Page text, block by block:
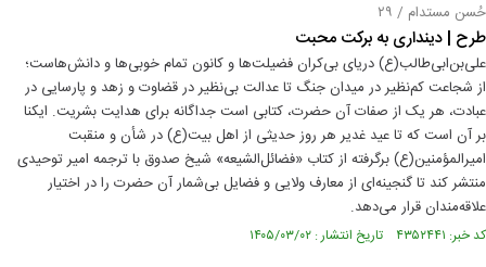
حُسن مستدام / ۲۹
طرح | دینداری به برکت محبت
علی‌بن‌ابی‌طالب(ع) دریای بی‌کران فضیلت‌ها و کانون تمام خوبی‌ها و دانش‌هاست؛
از شجاعت کم‌نظیر در میدان جنگ تا عدالت بی‌نظیر در قضاوت و زهد و پارسایی در
عبادت، هر یک از صفات آن حضرت، کتابی است جداگانه برای هدایت بشریت. ایکنا
بر آن است که تا عید غدیر هر روز حدیثی از اهل بیت(ع) در شأن و منقبت
امیرالمؤمنین(ع) برگرفته از کتاب «فضائل‌الشیعه» شیخ صدوق با ترجمه امیر توحیدی
منتشر کند تا گنجینه‌ای از معارف ولایی و فضایل بی‌شمار آن حضرت را در اختیار
علاقه‌مندان قرار می‌دهد.
کد خبر: ۴۳۵۲۴۴۱ تاریخ انتشار : ۱۴۰۵/۰۳/۰۲